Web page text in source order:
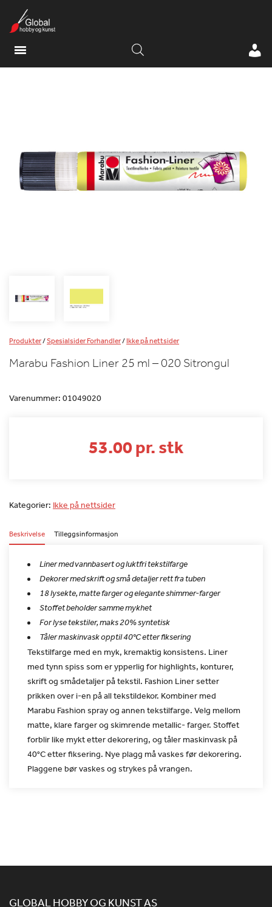
Produkter/Spesialsider Forhandler/Ikke på nettsider
Marabu Fashion Liner 25 ml – 020 Sitrongul
Varenummer: 01049020
53.00 pr. stk
Kategorier: Ikke på nettsider
Beskrivelse Tilleggsinformasjon
Liner med vannbasert og luktfri tekstilfarge
Dekorer med skrift og små detaljer rett fra tuben
18 lysekte, matte farger og elegante shimmer-farger
Stoffet beholder samme mykhet
For lyse tekstiler, maks 20% syntetisk
Tåler maskinvask opptil 40°C etter fiksering
Tekstilfarge med en myk, kremaktig konsistens. Liner
med tynn spiss som er ypperlig for highlights, konturer,
skrift og smådetaljer påtekstil. Fashion Liner setter
prikken over i-en på alltekstildekor. Kombiner med
Marabu Fashion spray og annen tekstilfarge. Velg mellom
matte, klare farger og skimrende metallic- farger. Stoffet
forblir like mykt etter dekorering, og tåler maskinvask på
40°C etter fiksering. Nye plagg må vaskes førdekorering.
Plaggene bør vaskes og strykes på vrangen.
GLOBAL HOBBY OG KUNST AS